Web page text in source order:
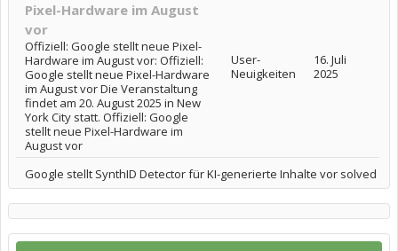
Pixel-Hardware im August
vor
Offiziell: Google stellt neue Pixel-
Hardware im August vor: Offiziell:
Google stellt neue Pixel-Hardware
im August vor Die Veranstaltung
findet am 20. August 2025 in New
York City statt. Offiziell: Google
stellt neue Pixel-Hardware im
August vor
User-
Neuigkeiten
16. Juli
2025
Google stellt SynthID Detector für KI-generierte Inhalte vor solved